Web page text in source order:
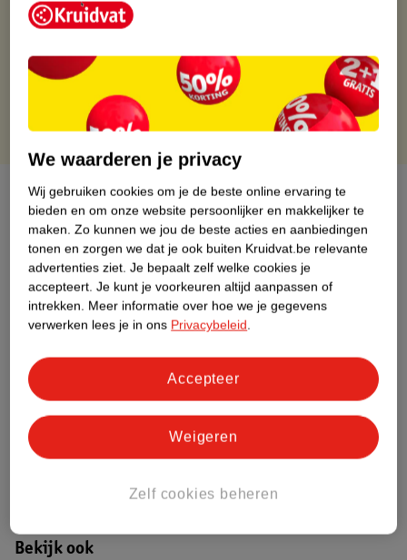
Op werkdagen voor 22:00 uur besteld, volgende dag in huis
Gratis thuisbezorgd vanaf 50.00
Gratis punten met je Kruidvat kaart
Over dit product
Productinformatie
Etiketinformatie
Dit product heeft (nog) geen Nature
Impact Score.
Bekijk ook
We waarderen je privacy
Wij gebruiken cookies om je de beste online ervaring te
bieden en om onze website persoonlijker en makkelijker te
maken. Zo kunnen we jou de beste acties en aanbiedingen
tonen en zorgen we dat je ook buiten Kruidvat.be relevante
advertenties ziet. Je bepaalt zelf welke cookies je
accepteert. Je kunt je voorkeuren altijd aanpassen of
intrekken. Meer informatie over hoe we je gegevens
verwerken lees je in ons Privacybeleid.
Zelf cookies beheren
Weigeren
Accepteer